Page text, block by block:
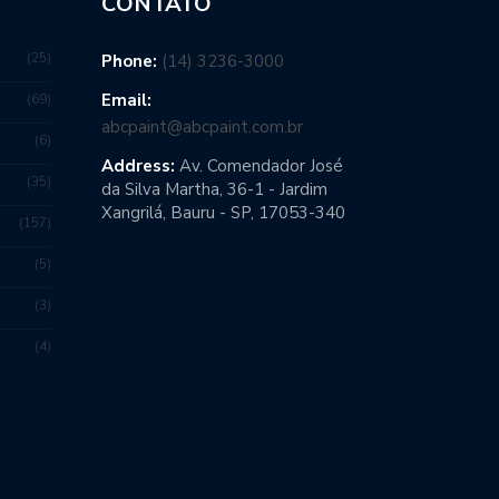
25
69
6
35
157
5
3
4
Phone: (14) 3236-3000
Email:
abcpaint@abcpaint.com.br
Address: Av. Comendador José
da Silva Martha, 36-1 - Jardim
Xangrilá, Bauru - SP, 17053-340